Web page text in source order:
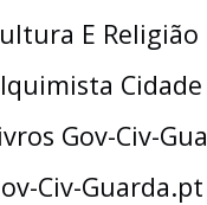
E Religião
Cidade
Gov-Civ-
Civ-